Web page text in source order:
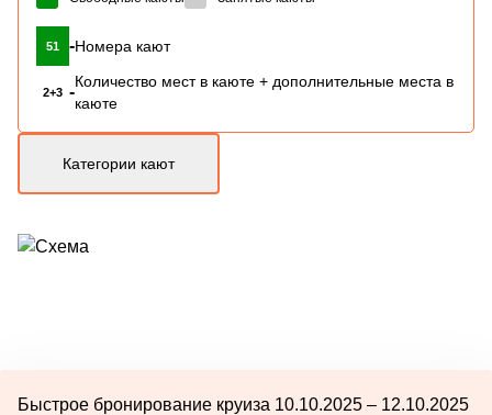
51 -Номера кают
2+3 -
Количество мест в каюте + дополнительные места в
каюте
Категории кают
Быстрое бронирование круиза 10.10.2025 – 12.10.2025